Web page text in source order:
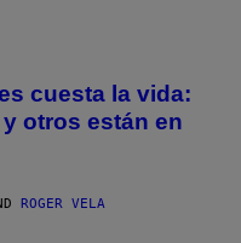
cuesta la vida:
otros están en
ROGER VELA